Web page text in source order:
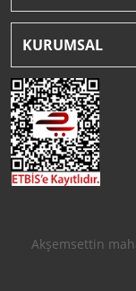
KURUMSAL
Akşemsettin